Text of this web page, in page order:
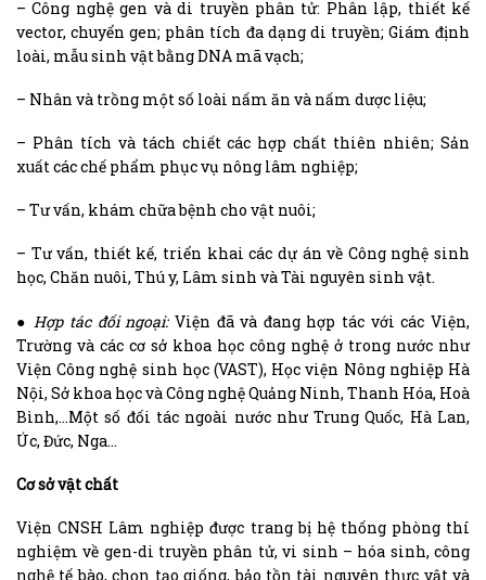
– Công nghệ gen và di truyền phân tử: Phân lập, thiết kế
vector, chuyển gen; phân tích đa dạng di truyền; Giám định
loài, mẫu sinh vật bằng DNA mã vạch;
– Nhân và trồng một số loài nấm ăn và nấm dược liệu;
– Phân tích và tách chiết các hợp chất thiên nhiên; Sản
xuất các chế phẩm phục vụ nông lâm nghiệp;
– Tư vấn, khám chữa bệnh cho vật nuôi;
– Tư vấn, thiết kế, triển khai các dự án về Công nghệ sinh
học, Chăn nuôi, Thú y, Lâm sinh và Tài nguyên sinh vật.
● Hợp tác đối ngoại: Viện đã và đang hợp tác với các Viện,
Trường và các cơ sở khoa học công nghệ ở trong nước như
Viện Công nghệ sinh học (VAST), Học viện Nông nghiệp Hà
Nội, Sở khoa học và Công nghệ Quảng Ninh, Thanh Hóa, Hoà
Bình,…Một số đối tác ngoài nước như Trung Quốc, Hà Lan,
Úc, Đức, Nga…
Cơ sở vật chất
Viện CNSH Lâm nghiệp được trang bị hệ thống phòng thí
nghiệm về gen-di truyền phân tử, vi sinh – hóa sinh, công
nghệ tế bào, chọn tạo giống, bảo tồn tài nguyên thực vật và